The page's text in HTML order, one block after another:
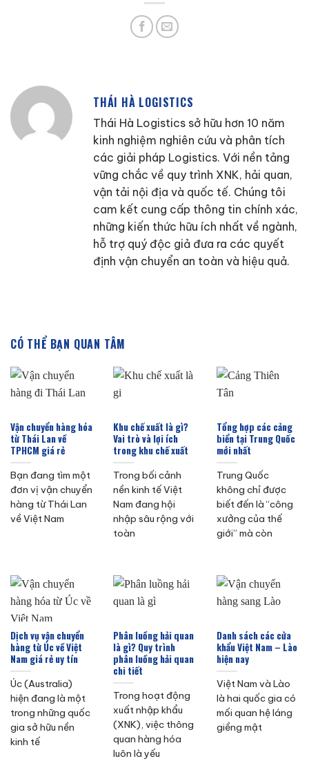
THÁI HÀ LOGISTICS
Thái Hà Logistics sở hữu hơn 10 năm
kinh nghiệm nghiên cứu và phân tích
các giải pháp Logistics. Với nền tảng
vững chắc về quy trình XNK, hải quan,
vận tải nội địa và quốc tế. Chúng tôi
cam kết cung cấp thông tin chính xác,
những kiến thức hữu ích nhất về ngành,
hỗ trợ quý độc giả đưa ra các quyết
định vận chuyển an toàn và hiệu quả.
CÓ THỂ BẠN QUAN TÂM
Vận chuyển hàng hóa
từ Thái Lan về
TPHCM giá rẻ
Bạn đang tìm một
đơn vị vận chuyển
hàng từ Thái Lan
về Việt Nam
Khu chế xuất là gì?
Vai trò và lợi ích
trong khu chế xuất
Trong bối cảnh
nền kinh tế Việt
Nam đang hội
nhập sâu rộng với
toàn
Tổng hợp các cảng
biển tại Trung Quốc
mới nhất
Trung Quốc
không chỉ được
biết đến là “công
xưởng của thế
giới” mà còn
Dịch vụ vận chuyển
hàng từ Úc về Việt
Nam giá rẻ uy tín
Úc (Australia)
hiện đang là một
trong những quốc
gia sở hữu nền
kinh tế
Phân luồng hải quan
là gì? Quy trình
phân luồng hải quan
chi tiết
Trong hoạt động
xuất nhập khẩu
(XNK), việc thông
quan hàng hóa
luôn là yếu
Danh sách các cửa
khẩu Việt Nam – Lào
hiện nay
Việt Nam và Lào
là hai quốc gia có
mối quan hệ láng
giềng mật